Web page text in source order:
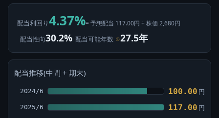
配当利回り4.37%= 予想配当 117.00円 ÷ 株価 2,680円
配当性向30.2% 配当可能年数 ⊙27.5年
配当推移(中間 + 期末)
2024/6 100.00 円
2025/6 117.00 円